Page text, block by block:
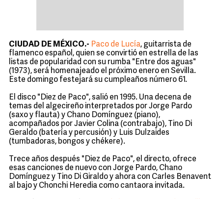
CIUDAD DE MÉXICO.- Paco de Lucía, guitarrista de
flamenco español, quien se convirtió en estrella de las
listas de popularidad con su rumba "Entre dos aguas"
(1973), será homenajeado el próximo enero en Sevilla.
Este domingo festejará su cumpleaños número 61.
El disco "Diez de Paco", salió en 1995. Una decena de
temas del algecireño interpretados por Jorge Pardo
(saxo y flauta) y Chano Domínguez (piano),
acompañados por Javier Colina (contrabajo), Tino Di
Geraldo (batería y percusión) y Luis Dulzaides
(tumbadoras, bongos y chékere).
Trece años después "Diez de Paco", el directo, ofrece
esas canciones de nuevo con Jorge Pardo, Chano
Domínguez y Tino Di Giraldo y ahora con Carles Benavent
al bajo y Chonchi Heredia como cantaora invitada.